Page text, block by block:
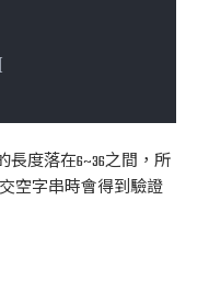
度落在6~36之間，所
空字串時會得到驗證